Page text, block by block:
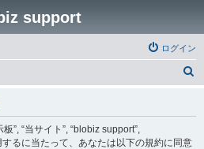
support
ログイン
”, “当サイト”, “blobiz support”,
るに当たって、あなたは以下の規約に同意